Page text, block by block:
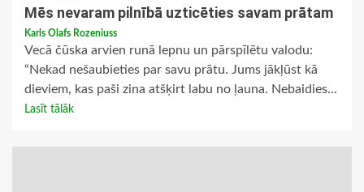
Mēs nevaram pilnībā uzticēties savam prātam
Karls Olafs Rozeniuss
Vecā čūska arvien runā lepnu un pārspīlētu valodu:
“Nekad nešaubieties par savu prātu. Jums jākļūst kā
dieviem, kas paši zina atšķirt labu no ļauna. Nebaidies...
Lasīt tālāk